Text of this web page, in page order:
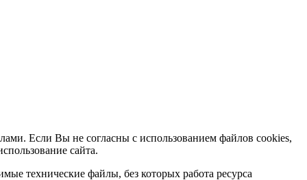
Если Вы не согласны с использованием файлов cookies,
сайта.
технические файлы, без которых работа ресурса